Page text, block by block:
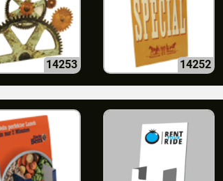
14253 14252